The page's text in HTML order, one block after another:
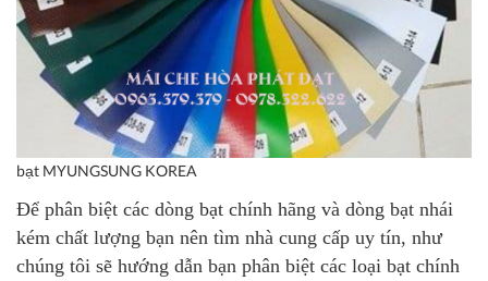
bạt MYUNGSUNG KOREA
Để phân biệt các dòng bạt chính hãng và dòng bạt nhái
kém chất lượng bạn nên tìm nhà cung cấp uy tín, như
chúng tôi sẽ hướng dẫn bạn phân biệt các loại bạt chính